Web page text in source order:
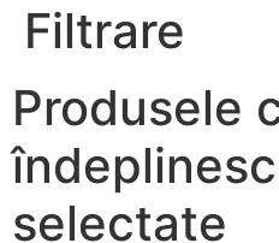
Filtrare
Produsele
selectate